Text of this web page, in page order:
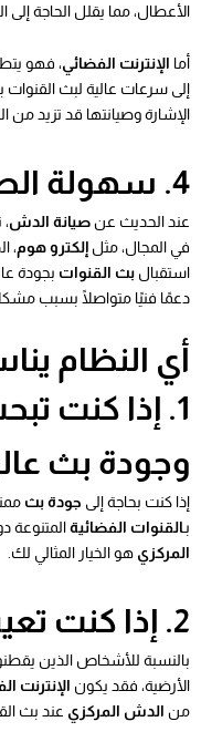
الأعطال، مما يقلل الحاجة إلى
أما الإنترنت الفضائي، فهو
الإشارة وصيانتها قد تزيد من
4. سهولة الصيانة والدعم الفني
عند الحديث عنصيانة الدش
في المجال، مثل إلكترو هوم،
استقبال بث القنوات بجودة
دعمًا فنيًا متواصلًا بسبب
أي النظام
1. إذا كنت
وجودة بث
إذا كنت بحاجة إلى جودة بث
بـالقنوات الفضائيةالمتنوعة
المركزي هو الخيار المثالي لك.
2. إذا كنت تعيش في منطقة نائية
بالنسبة للأشخاص الذين
الأرضية، فقد يكون الإنترنت
من الدش المركزي عند بث